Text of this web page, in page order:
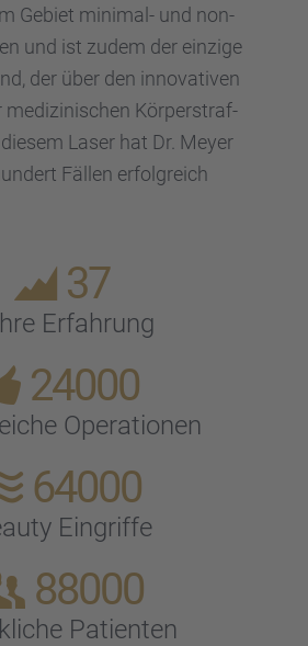
Gebiet minimal- und non-
und ist zudem der einzige
der über den innova­ti­ven
medizi­ni­schen Körper­straf­
Laser hat Dr. Meyer
Fällen erfolg­reich
37
Erfah­rung
24000
Opera­tio­nen
64000
Eingriffe
88000
Patien­ten